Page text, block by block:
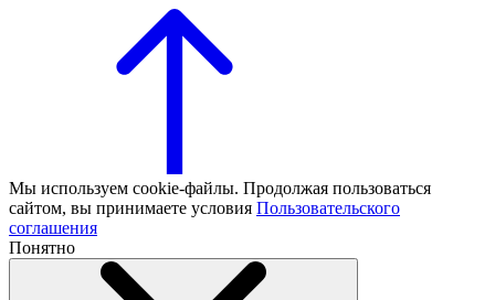
Мы используем cookie-файлы. Продолжая пользоваться
сайтом, вы принимаете условия Пользовательского
соглашения
Понятно